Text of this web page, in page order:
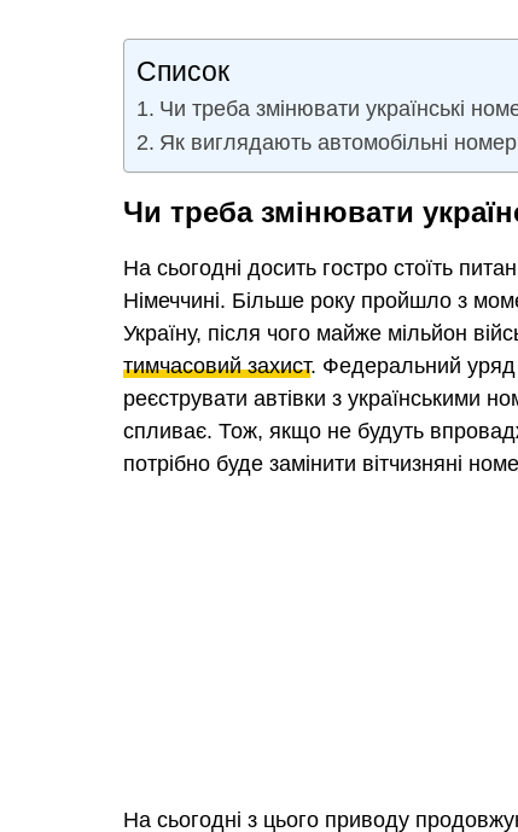
Список
Чи треба змінювати українські
Як виглядають автомобільні
Чи треба змінювати
На сьогодні досить гостро стоїть
Німеччині. Більше року пройшло з
Україну, після чого майже мільйон
тимчасовий захист. Федеральний
реєструвати автівки з українськими
спливає. Тож, якщо не будуть
потрібно буде замінити вітчизняні
На сьогодні з цього приводу